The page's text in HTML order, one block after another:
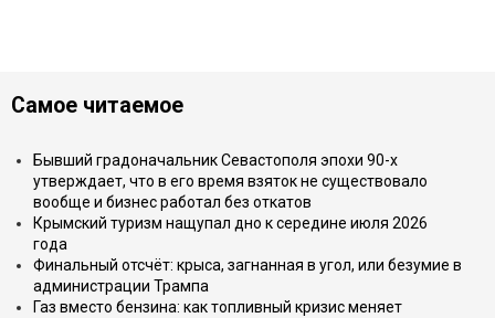
Самое читаемое
Бывший градоначальник Севастополя эпохи 90-х
утверждает, что в его время взяток не существовало
вообще и бизнес работал без откатов
Крымский туризм нащупал дно к середине июля 2026
года
Финальный отсчёт: крыса, загнанная в угол, или безумие в
администрации Трампа
Газ вместо бензина: как топливный кризис меняет